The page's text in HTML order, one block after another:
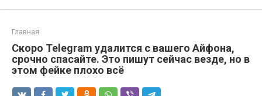
Главная
Скоро Telegram удалится с вашего Айфона,
срочно спасайте. Это пишут сейчас везде, но в
этом фейке плохо всё